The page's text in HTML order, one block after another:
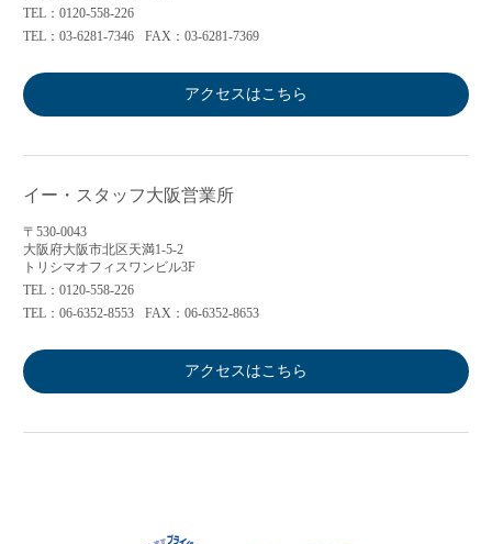
TEL：0120-558-226
TEL：03-6281-7346
FAX：03-6281-7369
アクセスはこちら
イー・スタッフ大阪営業所
〒530-0043
大阪府大阪市北区天満1-5-2
トリシマオフィスワンビル3F
TEL：0120-558-226
TEL：06-6352-8553
FAX：06-6352-8653
アクセスはこちら